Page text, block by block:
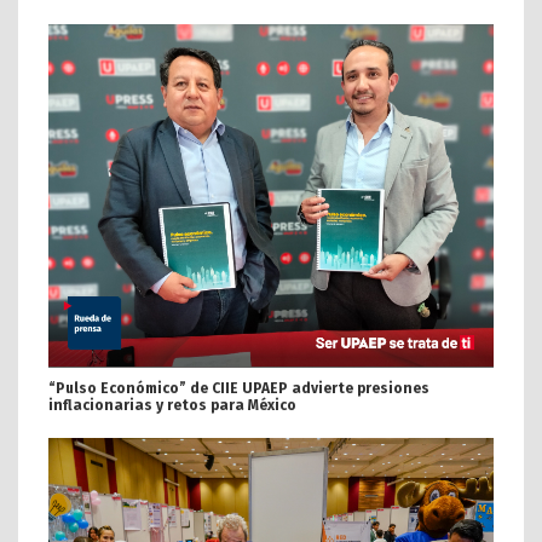
“Pulso Económico” de CIIE UPAEP advierte presiones
inflacionarias y retos para México